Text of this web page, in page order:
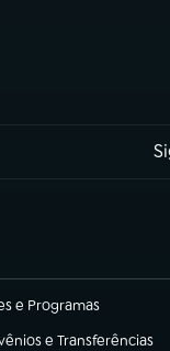
e Programas
em nova aba)
e Transferências
em nova aba)